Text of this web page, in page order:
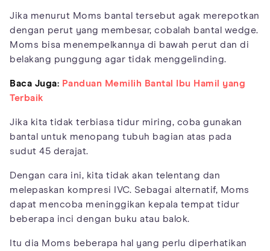
Jika menurut Moms bantal tersebut agak merepotkan
dengan perut yang membesar, cobalah bantal wedge.
Moms bisa menempelkannya di bawah perut dan di
belakang punggung agar tidak menggelinding.
Baca Juga: Panduan Memilih Bantal Ibu Hamil yang
Terbaik
Jika kita tidak terbiasa tidur miring, coba gunakan
bantal untuk menopang tubuh bagian atas pada
sudut 45 derajat.
Dengan cara ini, kita tidak akan telentang dan
melepaskan kompresi IVC. Sebagai alternatif, Moms
dapat mencoba meninggikan kepala tempat tidur
beberapa inci dengan buku atau balok.
Itu dia Moms beberapa hal yang perlu diperhatikan